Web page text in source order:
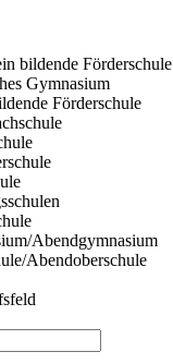
bildende Förderschule
Gymnasium
Förderschule
Abendgymnasium
Abendoberschule